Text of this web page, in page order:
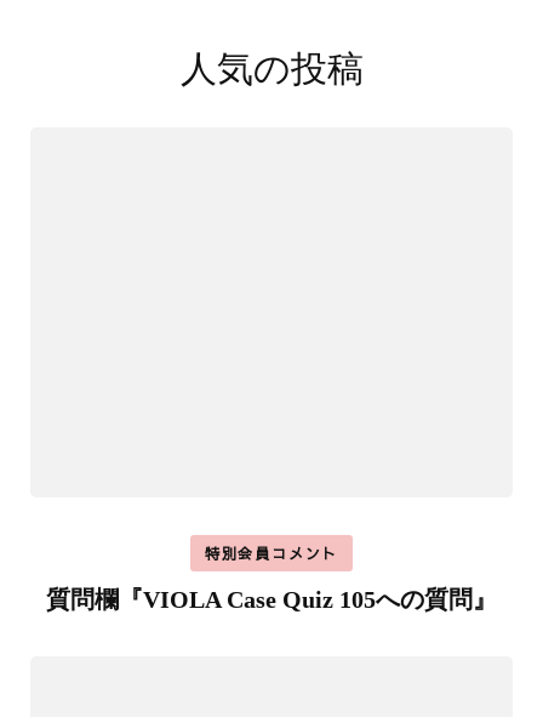
人気の投稿
特別会員コメント
質問欄『VIOLA Case Quiz 105への質問』